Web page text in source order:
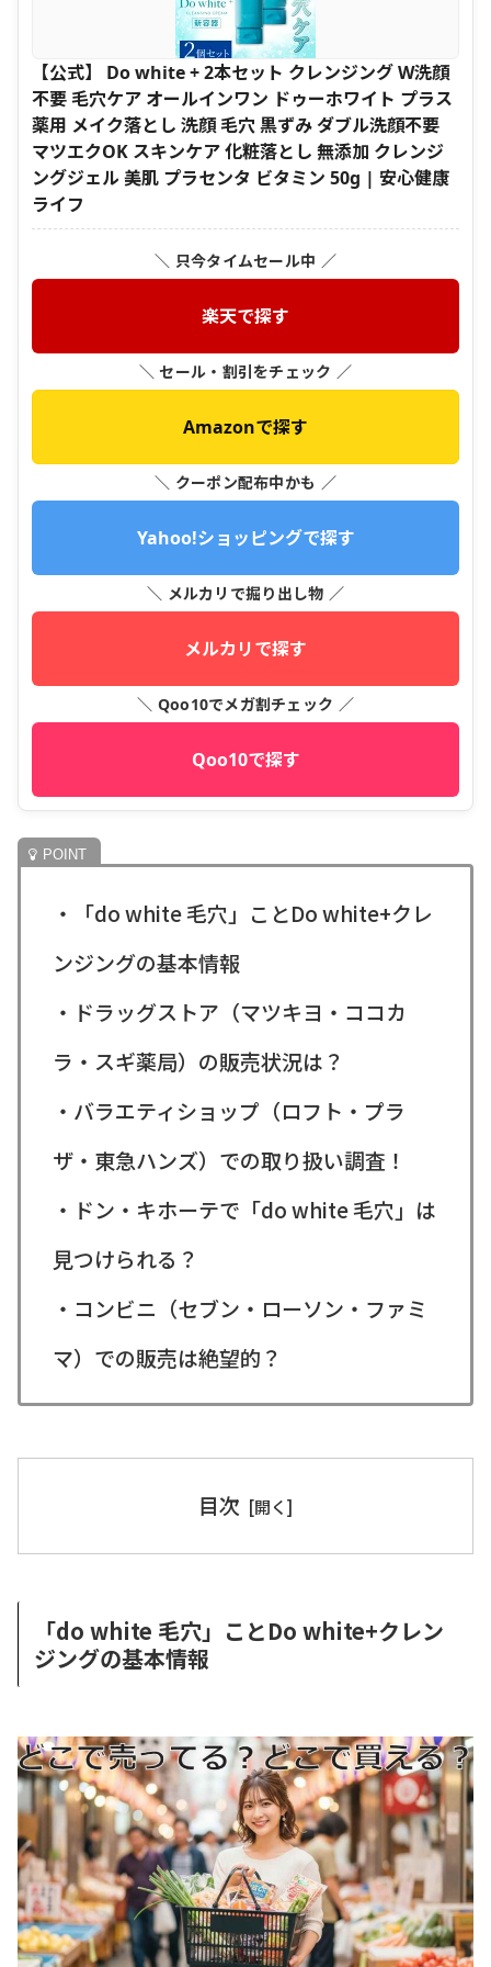
【公式】 Do white + 2本セット クレンジング W洗顔
不要 毛穴ケア オールインワン ドゥーホワイト プラス
薬用 メイク落とし 洗顔 毛穴 黒ずみ ダブル洗顔不要
マツエクOK スキンケア 化粧落とし 無添加 クレンジ
ングジェル 美肌 プラセンタ ビタミン 50g | 安心健康
ライフ
＼ 只今タイムセール中 ／
楽天で探す
＼ セール・割引をチェック ／
Amazonで探す
＼ クーポン配布中かも ／
Yahoo!ショッピングで探す
＼ メルカリで掘り出し物 ／
メルカリで探す
＼ Qoo10でメガ割チェック ／
Qoo10で探す
・「do white 毛穴」ことDo white+クレ
ンジングの基本情報
・ドラッグストア（マツキヨ・ココカ
ラ・スギ薬局）の販売状況は？
・バラエティショップ（ロフト・プラ
ザ・東急ハンズ）での取り扱い調査！
・ドン・キホーテで「do white 毛穴」は
見つけられる？
・コンビニ（セブン・ローソン・ファミ
マ）での販売は絶望的？
目次
「do white 毛穴」ことDo white+クレン
ジングの基本情報